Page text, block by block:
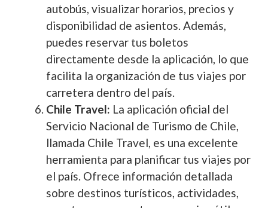
autobús, visualizar horarios, precios y
disponibilidad de asientos. Además,
puedes reservar tus boletos
directamente desde la aplicación, lo que
facilita la organización de tus viajes por
carretera dentro del país.
Chile Travel: La aplicación oficial del
Servicio Nacional de Turismo de Chile,
llamada Chile Travel, es una excelente
herramienta para planificar tus viajes por
el país. Ofrece información detallada
sobre destinos turísticos, actividades,